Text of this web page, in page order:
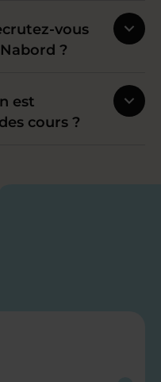
vous
à Saint-Nabord ?
est
cours ?